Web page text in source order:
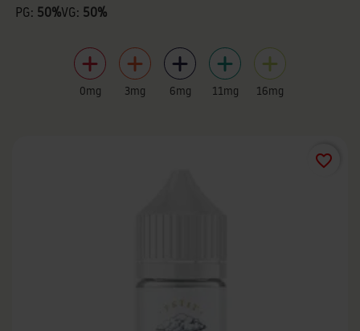
PG: 50%VG: 50%
0mg 3mg 6mg 11mg 16mg
favorite_border